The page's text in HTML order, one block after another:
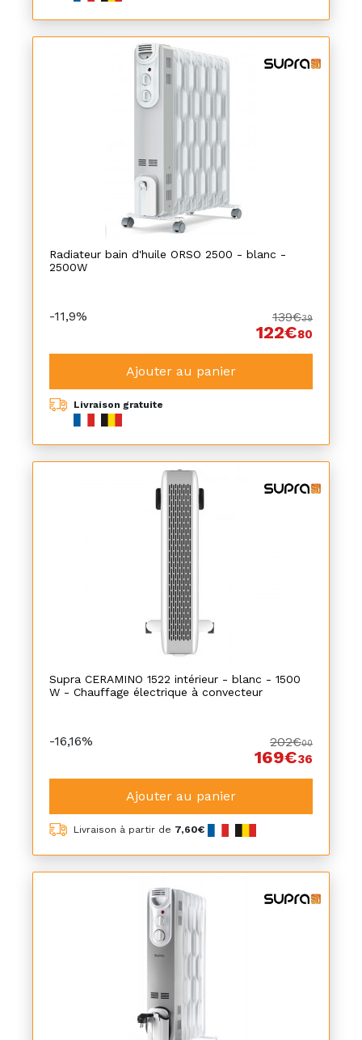
Radiateur bain d'huile ORSO 2500 - blanc -
2500W
-11,9% 139€39
122€80
Ajouter au panier
Livraison gratuite
Supra CERAMINO 1522 intérieur - blanc - 1500
W - Chauffage électrique à convecteur
-16,16% 202€00
169€36
Ajouter au panier
Livraison à partir de 7,60€